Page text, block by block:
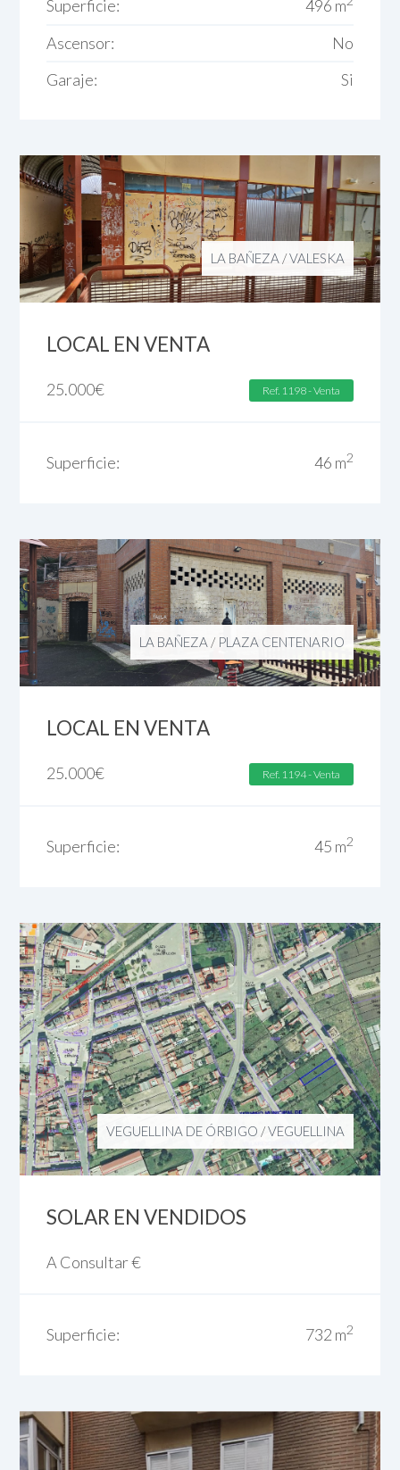
Superficie: 496 m
Ascensor:
No
Garaje:
Si
LA BAÑEZA /VALESKA
LOCAL EN VENTA
25.000€ Ref. 1198 - Venta
Superficie: 46 m2
LA BAÑEZA / PLAZA CENTENARIO
LOCAL EN VENTA
25.000€ Ref. 1194 - Venta
Superficie: 45 m2
VEGUELLINA DE ÓRBIGO /VEGUELLINA
SOLAR EN VENDIDOS
A Consultar€
Superficie: 732 m2